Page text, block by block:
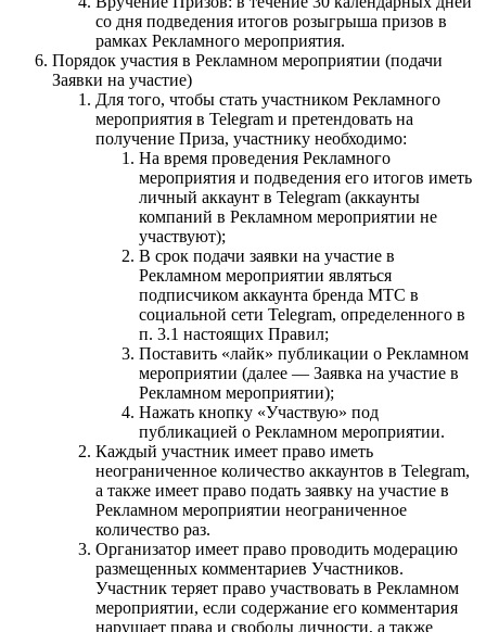
со дня подведения итогов розыгрыша призов в
рамках Рекламного мероприятия.
Порядок участия в Рекламном мероприятии (подачи
Заявки на участие)
Для того, чтобы стать участником Рекламного
мероприятия в Telegram и претендовать на
получение Приза, участнику необходимо:
На время проведения Рекламного
мероприятия и подведения его итогов иметь
личный аккаунт в Telegram (аккаунты
компаний в Рекламном мероприятии не
участвуют);
В срок подачи заявки на участие в
Рекламном мероприятии являться
подписчиком аккаунта бренда МТС в
социальной сети Telegram, определенного в
п. 3.1 настоящих Правил;
Поставить «лайк» публикации о Рекламном
мероприятии (далее — Заявка на участие в
Рекламном мероприятии);
Нажать кнопку «Участвую» под
публикацией о Рекламном мероприятии.
Каждый участник имеет право иметь
неограниченное количество аккаунтов в Telegram,
а также имеет право подать заявку на участие в
Рекламном мероприятии неограниченное
количество раз.
Организатор имеет право проводить модерацию
размещенных комментариев Участников.
Участник теряет право участвовать в Рекламном
мероприятии, если содержание его комментария
нарушает права и свободы личности, а также